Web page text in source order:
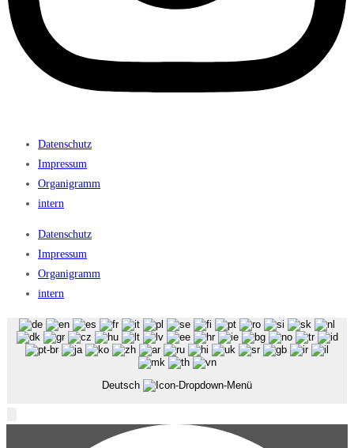
Datenschutz
Impressum
Organigramm
intern
Datenschutz
Impressum
Organigramm
intern
Deutsch